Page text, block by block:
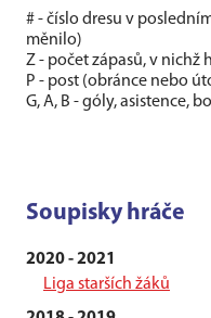
# - číslo dresu v
měnilo)
Z - počet zápasů, v nichž
P - post (obránce nebo
G, A, B - góly, asistence,
Soupisky hráče
2020 - 2021
Liga starších žáků